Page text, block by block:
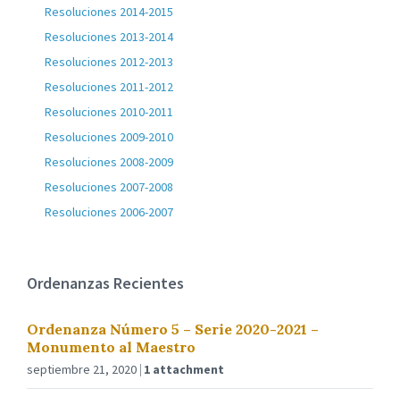
Resoluciones 2014-2015
Resoluciones 2013-2014
Resoluciones 2012-2013
Resoluciones 2011-2012
Resoluciones 2010-2011
Resoluciones 2009-2010
Resoluciones 2008-2009
Resoluciones 2007-2008
Resoluciones 2006-2007
Ordenanzas Recientes
Ordenanza Número 5 – Serie 2020-2021 –
Monumento al Maestro
septiembre 21, 2020 1 attachment